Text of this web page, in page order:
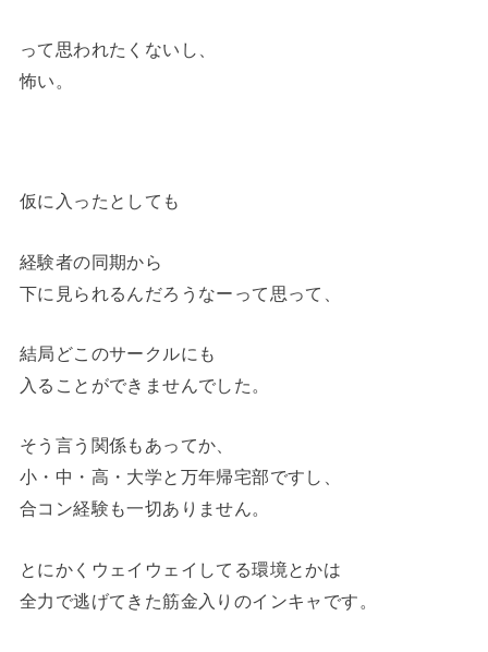
って思われたくないし、
怖い。
仮に入ったとしても
経験者の同期から
下に見られるんだろうなーって思って、
結局どこのサークルにも
入ることができませんでした。
そう言う関係もあってか、
小・中・高・大学と万年帰宅部ですし、
合コン経験も一切ありません。
とにかくウェイウェイしてる環境とかは
全力で逃げてきた筋金入りのインキャです。